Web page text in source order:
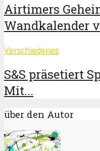
Airtimers
Wandkalender
Verschiedenes
S&S präsetiert
Mit...
über den Autor